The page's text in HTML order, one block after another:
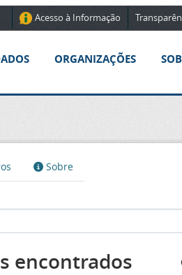
Acesso à Informação
ORGANIZAÇÕES
Sobre
encontrados